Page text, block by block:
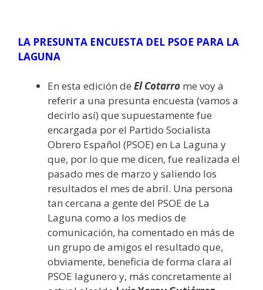
LA PRESUNTA ENCUESTA DEL PSOE PARA LA
LAGUNA
En esta edición de El Cotarro me voy a
referir a una presunta encuesta (vamos a
decirlo así) que supuestamente fue
encargada por el Partido Socialista
Obrero Español (PSOE) en La Laguna y
que, por lo que me dicen, fue realizada el
pasado mes de marzo y saliendo los
resultados el mes de abril. Una persona
tan cercana a gente del PSOE de La
Laguna como a los medios de
comunicación, ha comentado en más de
un grupo de amigos el resultado que,
obviamente, beneficia de forma clara al
PSOE lagunero y, más concretamente al